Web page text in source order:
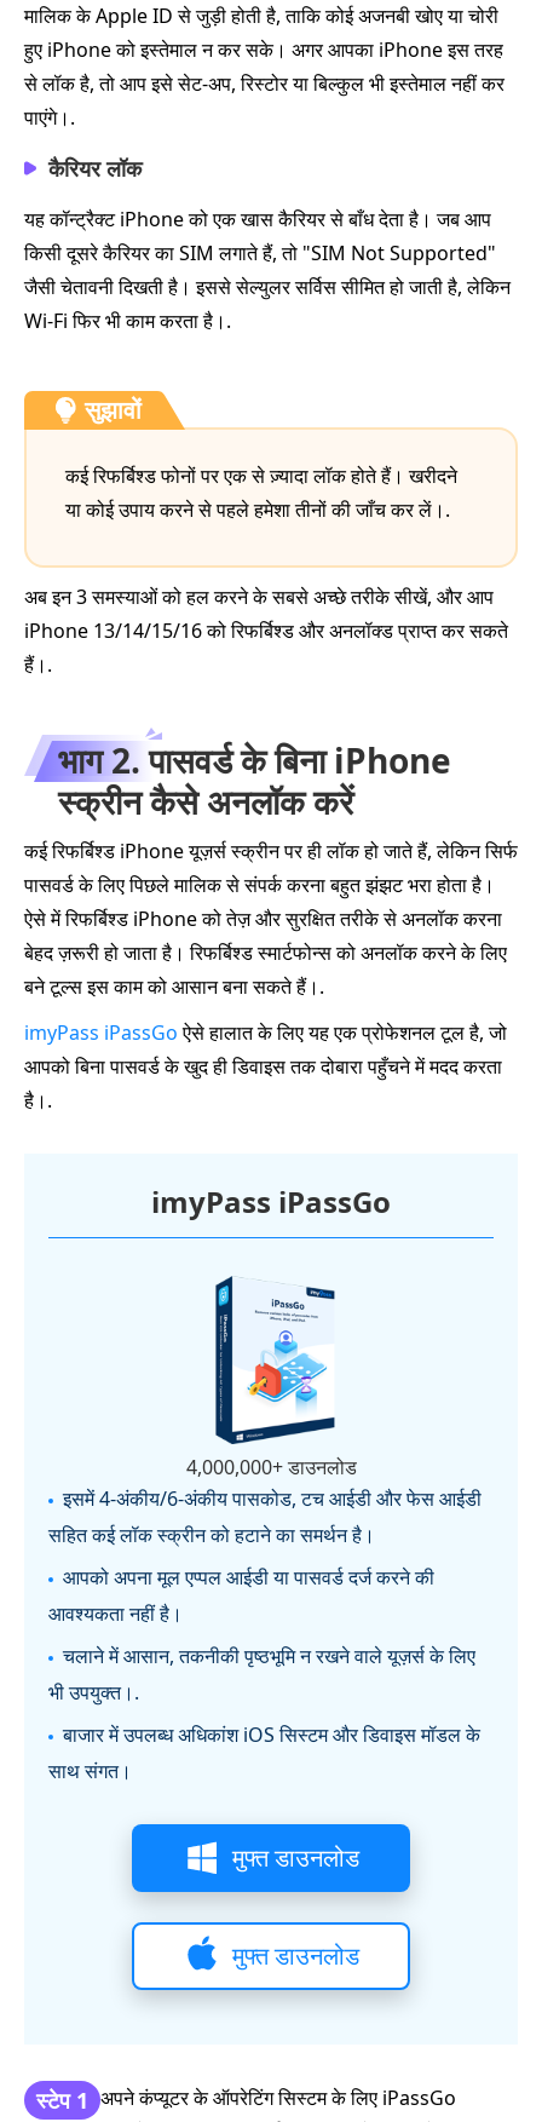
मालिक के Apple ID से जुड़ी होती है, ताकि कोई अजनबी खोए या चोरी
हुए iPhone को इस्तेमाल न कर सके। अगर आपका iPhone इस तरह
से लॉक है, तो आप इसे सेट‑अप, रिस्टोर या बिल्कुल भी इस्तेमाल नहीं कर
पाएंगे।.
कैरियर लॉक
यह कॉन्ट्रैक्ट iPhone को एक खास कैरियर से बाँध देता है। जब आप
किसी दूसरे कैरियर का SIM लगाते हैं, तो "SIM Not Supported"
जैसी चेतावनी दिखती है। इससे सेल्युलर सर्विस सीमित हो जाती है, लेकिन
Wi‑Fi फिर भी काम करता है।.
सुझावों
कई रिफर्बिश्ड फोनों पर एक से ज़्यादा लॉक होते हैं। खरीदने
या कोई उपाय करने से पहले हमेशा तीनों की जाँच कर लें।.
अब इन 3 समस्याओं को हल करने के सबसे अच्छे तरीके सीखें, और आप
iPhone 13/14/15/16 को रिफर्बिश्ड और अनलॉक्ड प्राप्त कर सकते
हैं।.
भाग 2. पासवर्ड के बिना iPhone
स्क्रीन कैसे अनलॉक करें
कई रिफर्बिश्ड iPhone यूज़र्स स्क्रीन पर ही लॉक हो जाते हैं, लेकिन सिर्फ
पासवर्ड के लिए पिछले मालिक से संपर्क करना बहुत झंझट भरा होता है।
ऐसे में रिफर्बिश्ड iPhone को तेज़ और सुरक्षित तरीके से अनलॉक करना
बेहद ज़रूरी हो जाता है। रिफर्बिश्ड स्मार्टफोन्स को अनलॉक करने के लिए
बने टूल्स इस काम को आसान बना सकते हैं।.
imyPass iPassGoऐसे हालात के लिए यह एक प्रोफेशनल टूल है, जो
आपको बिना पासवर्ड के खुद ही डिवाइस तक दोबारा पहुँचने में मदद करता
है।.
imyPass iPassGo
4,000,000+ डाउनलोड
इसमें 4-अंकीय/6-अंकीय पासकोड, टच आईडी और फेस आईडी
सहित कई लॉक स्क्रीन को हटाने का समर्थन है।
आपको अपना मूल एप्पल आईडी या पासवर्ड दर्ज करने की
आवश्यकता नहीं है।
चलाने में आसान, तकनीकी पृष्ठभूमि न रखने वाले यूज़र्स के लिए
भी उपयुक्त।.
बाजार में उपलब्ध अधिकांश iOS सिस्टम और डिवाइस मॉडल के
साथ संगत।
मुफ्त डाउनलोड
मुफ्त डाउनलोड
स्टेप 1 अपने कंप्यूटर के ऑपरेटिंग सिस्टम के लिए iPassGo